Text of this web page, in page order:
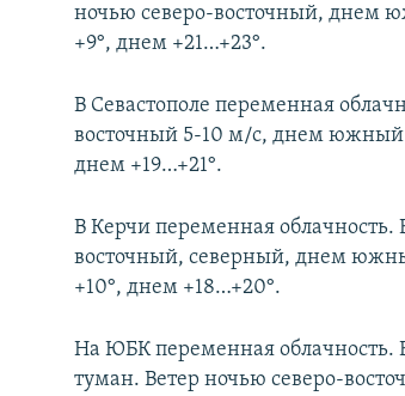
ночью северо-восточный, днем
+9°, днем +21…+23°.
В Севастополе переменная
восточный 5-10 м/с, днем южный
днем +19…+21°.
В Керчи переменная облачность.
восточный, северный, днем
+10°, днем +18…+20°.
На ЮБК переменная облачность.
туман. Ветер ночью северо-